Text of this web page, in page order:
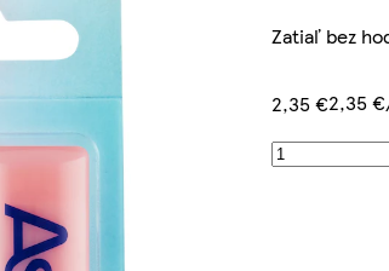
Zatiaľ bez
2,35 €2,35